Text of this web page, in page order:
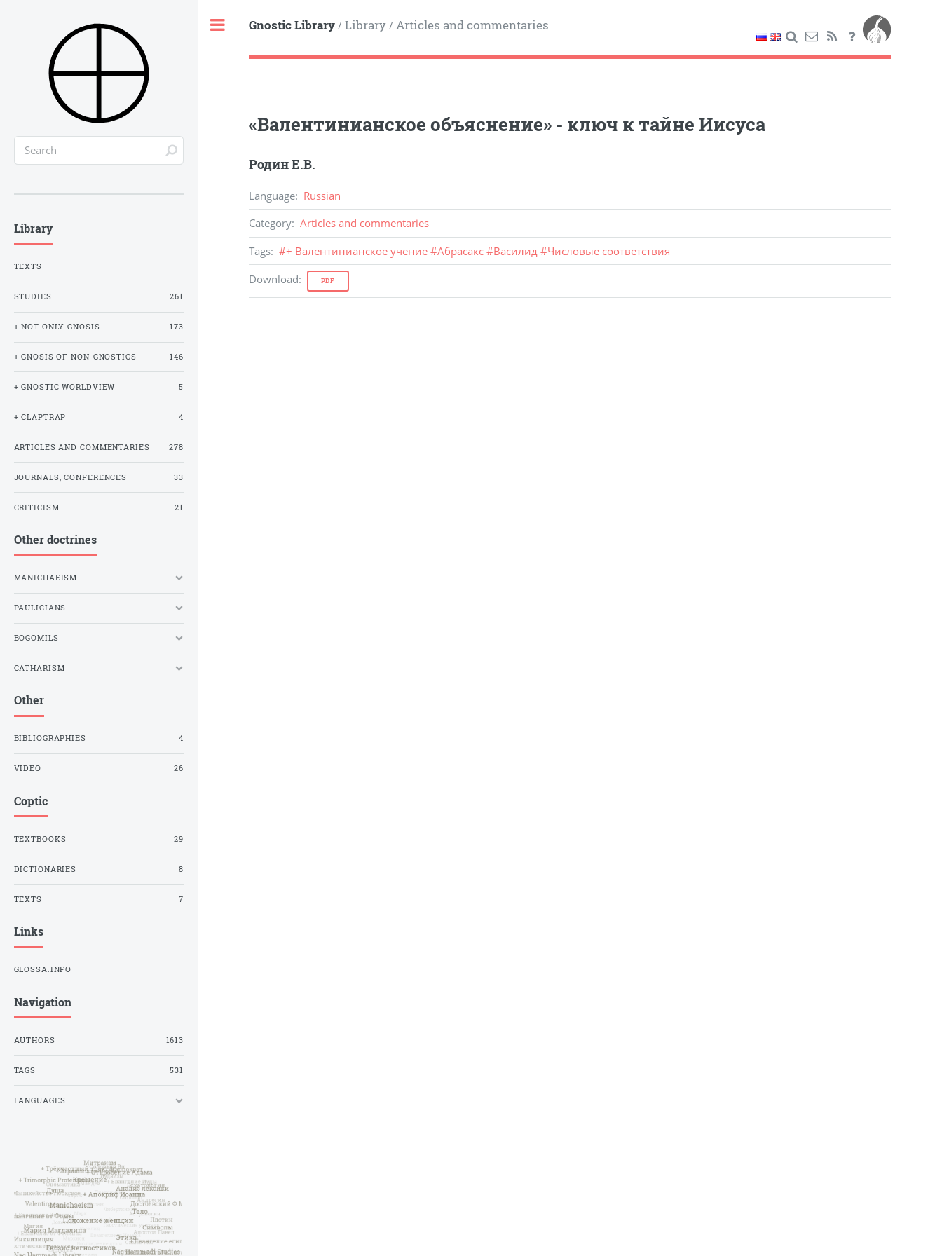
Gnostic Library/ Library/ Articles and commentaries
«Валентинианское объяснение» - ключ к тайне Иисуса
Родин Е.В.
Language: Russian
Category: Articles and commentaries
Tags: #+ Валентинианское учение #Абрасакс #Василид #Числовые соответствия
Download: PDF
Library
TEXTS
STUDIES 261
+ NOT ONLY GNOSIS 173
+ GNOSIS OF NON-GNOSTICS 146
+ GNOSTIC WORLDVIEW 5
+ CLAPTRAP 4
ARTICLES AND COMMENTARIES 278
JOURNALS, CONFERENCES 33
CRITICISM 21
Other doctrines
MANICHAEISM
PAULICIANS
BOGOMILS
CATHARISM
Other
BIBLIOGRAPHIES 4
VIDEO 26
Coptic
TEXTBOOKS 29
DICTIONARIES 8
TEXTS 7
Links
GLOSSA.INFO
Navigation
AUTHORS 1613
TAGS 531
LANGUAGES
Toggle